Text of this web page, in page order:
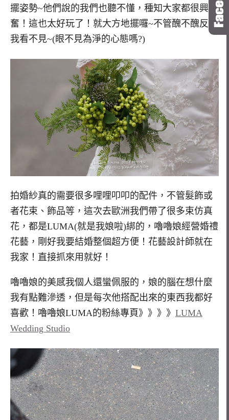
擺姿勢~他們說的我們也聽不懂，種知大家都很興
奮！這也太好玩了！就大方地擺囉~不管醜不醜反正
我看不見~(眼不見為淨的心態嗎?)
拍婚紗真的需要很多哩哩叩叩的配件，不管髮飾或
者花束、飾品等，這次去歐洲我們帶了很多束仿真
花，都是LUMA(就是我娘啦)綁的，嚕嚕娘經營婚禮
花藝，剛好我要結婚整個超方便！花藝設計師就在
我家！直接抓來用就好！
嚕嚕娘的美感我個人還蠻佩服的，娘的腦在想什麼
我有點難滲透，但是每次他搭配出來的東西我都好
喜歡！嚕嚕娘LUMA的粉絲專頁》》》》 LUMA
Wedding Studio